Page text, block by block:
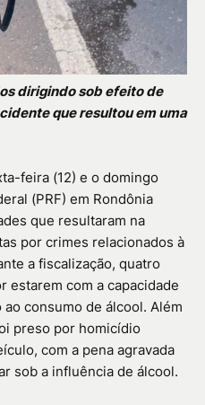
dirigindo sob efeito de
que resultou em uma
feira (12) e o domingo
(PRF) em Rondônia
que resultaram na
por crimes relacionados à
a fiscalização, quatro
estarem com a capacidade
consumo de álcool. Além
preso por homicídio
com a pena agravada
sob a influência de álcool.